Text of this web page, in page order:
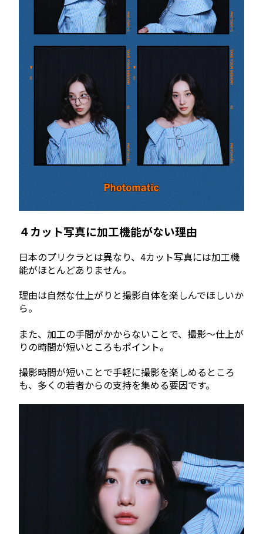
４カット写真に加工機能がない理由
日本のプリクラとは異なり、4カット写真には加工機
能がほとんどありません。
理由は自然な仕上がりと撮影自体を楽しんでほしいか
ら。
また、加工の手間がかからないことで、撮影〜仕上が
りの時間が短いところもポイント。
撮影時間が短いことで手軽に撮影を楽しめるところ
も、多くの若者からの支持を集める要因です。